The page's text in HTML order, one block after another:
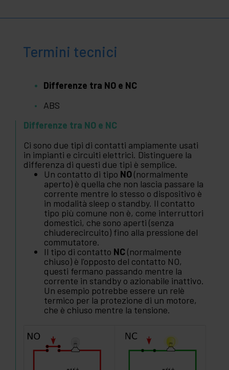
Termini tecnici
Differenze tra NO e NC
ABS
Differenze tra NO e NC
Ci sono due tipi di contatti ampiamente usati
in impianti e circuiti elettrici. Distinguere la
differenza di questi due tipi è semplice.
Un contatto di tipo NO(normalmente
aperto) è quella che non lascia passare la
corrente mentre lo stesso o dispositivo è
in modalità sleep o standby. Il contatto
tipo più comune non è, come interruttori
domestici, che sono aperti (senza
chiuderecircuito) fino alla pressione del
commutatore.
Il tipo di contatto NC(normalmente
chiuso) è l'opposto del contatto NO,
questi fermano passando mentre la
corrente in standby o azionabile inattivo.
Un esempio potrebbe essere un relè
termico per la protezione di un motore,
che è chiuso mentre la tensione.